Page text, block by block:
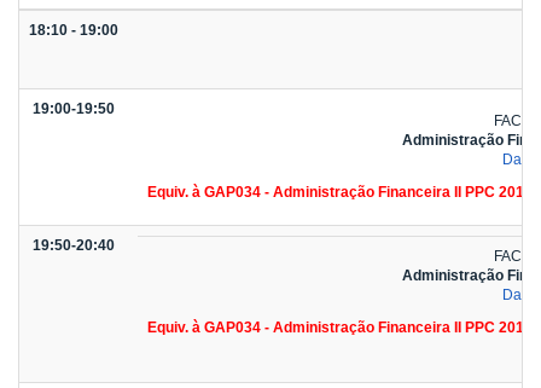
18:10 - 19:00
19:00-19:50
Administração
Equiv. à GAP034 - Administração Financeira II PPC
19:50-20:40
Administração
Equiv. à GAP034 - Administração Financeira II PPC